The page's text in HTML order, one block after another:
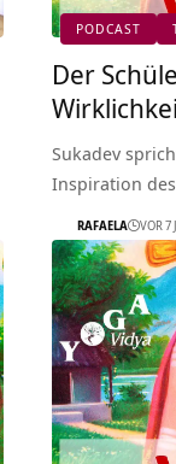
PODCAST
Der
Sukadev
Inspiration
RAFAELA VOR 7